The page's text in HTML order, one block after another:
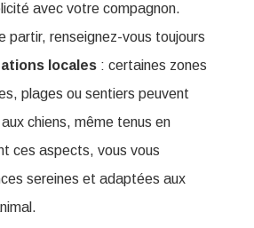
avec votre compagnon.
partir, renseignez-vous toujours
locales : certaines zones
plages ou sentiers peuvent
chiens, même tenus en
ces aspects, vous vous
sereines et adaptées aux